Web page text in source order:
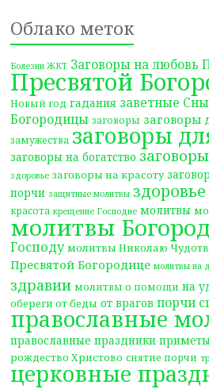
Облако меток
Болезни ЖКТ Заговоры на любовь
Пресвятой
Новый год гадания заветные
Богородицы заговоры заговоры
замужества заговоры
заговоры на богатство
здоровье заговоры на красоту
порчи защитные молитвы здоровье
красота крещение Господне молитвы
молитвы
Господу молитвы Николаю
Пресвятой Богородице молитвы на
здравии молитвы о помощи на
обереги от беды от врагов порчи
православные
православные праздники
рождество Христово снятие порчи
церковные